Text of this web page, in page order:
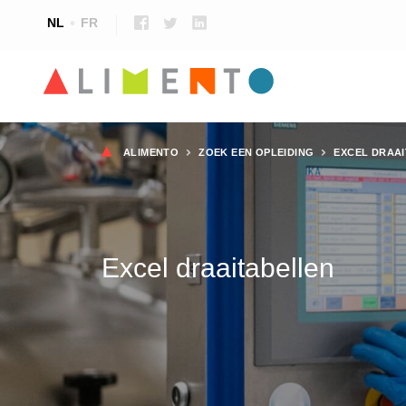
NL FR
Kruimelpad
ALIMENTO ZOEK EEN OPLEIDING EXCEL
Excel draaitabellen